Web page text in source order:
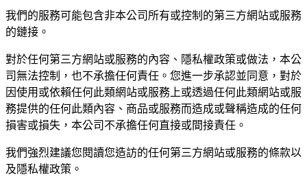
我們的服務可能包含非本公司所有或控制的第三方網站或服務
的鏈接。
對於任何第三方網站或服務的內容、隱私權政策或做法，本公
司無法控制，也不承擔任何責任。您進一步承認並同意，對於
因使用或依賴任何此類網站或服務上或透過任何此類網站或服
務提供的任何此類內容、商品或服務而造成或聲稱造成的任何
損害或損失，本公司不承擔任何直接或間接責任。
我們強烈建議您閱讀您造訪的任何第三方網站或服務的條款以
及隱私權政策。